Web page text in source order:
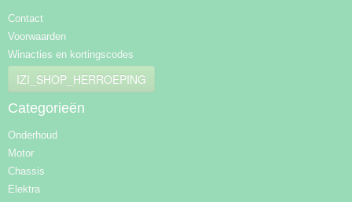
Contact
Voorwaarden
Winacties en kortingscodes
IZI_SHOP_HERROEPING
Categorieën
Onderhoud
Motor
Chassis
Elektra